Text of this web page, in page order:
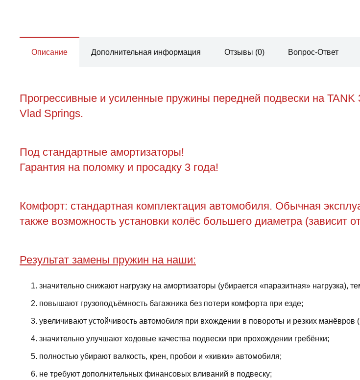
Описание Дополнительная информация Отзывы (0) Вопрос-Ответ
Прогрессивные и усиленные пружины передней подвески на
Vlad Springs.
Под стандартные амортизаторы!
Гарантия на поломку и просадку 3 года!
Комфорт: стандартная комплектация автомобиля. Обычная
также возможность установки колёс большего диаметра (зависит
Результат замены пружин на наши:
значительно снижают нагрузку на амортизаторы (убирается «паразитная» нагрузка),
повышают грузоподъёмность багажника без потери комфорта при езде;
увеличивают устойчивость автомобиля при вхождении в повороты и резких
значительно улучшают ходовые качества подвески при прохождении гребёнки;
полностью убирают валкость, крен, пробои и «кивки» автомобиля;
не требуют дополнительных финансовых вливаний в подвеску;